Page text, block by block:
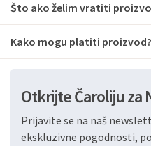
Što ako želim vratiti
Kako mogu platiti proizvod?
Otkrijte Čaroliju za
Prijavite se na naš
ekskluzivne pogodnosti,